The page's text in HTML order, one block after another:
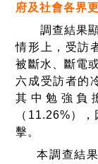
府及社會各界
調查結果顯
情形上，受訪
被斷水、斷電
六成受訪者的
其中勉強負
（ 11.26%）
擊。
本調查結